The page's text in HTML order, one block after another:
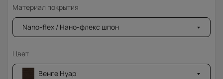
Материал покрытия
Nano-flex / Нано-флекс шпон
Цвет
Венге Нуар